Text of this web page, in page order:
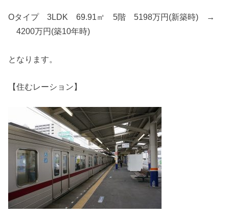
Oタイプ 3LDK 69.91㎡ 5階 5198万円(新築時) →
4200万円(築10年時)
となります。
【住むレーション】